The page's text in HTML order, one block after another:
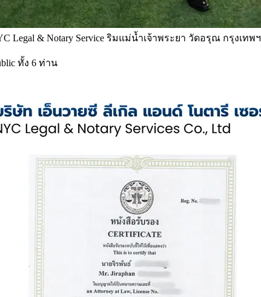
Legal & Notary Service ริมแม่น้ำเจ้าพระยา วัดอรุณ กรุงเทพฯ
ทั้ง 6 ท่าน